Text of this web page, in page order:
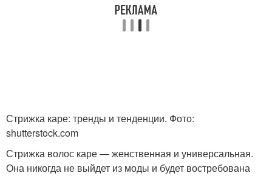
Длинная челка Трендовая челка
Стрижка каре: тренды и тенденции. Фото:
shutterstock.com
Стрижка волос каре — женственная и универсальная.
Она никогда не выйдет из моды и будет востребована